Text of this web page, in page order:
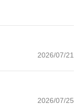
2026/07/21
2026/07/25